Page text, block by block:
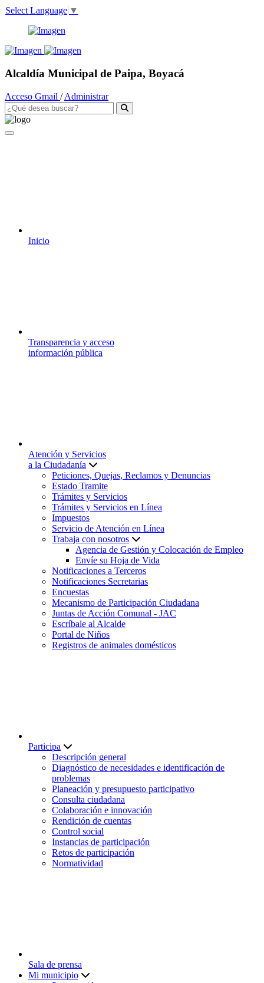
Select Language ▼
Alcaldía Municipal de Paipa, Boyacá
Acceso Gmail /Administrar
Inicio
Transparencia y acceso
información pública
Atención y Servicios
a la Ciudadanía
Peticiones, Quejas, Reclamos y Denuncias
Estado Tramite
Trámites y Servicios
Trámites y Servicios en Línea
Impuestos
Servicio de Atención en Línea
Trabaja con nosotros
Agencia de Gestión y Colocación de Empleo
Envíe su Hoja de Vida
Notificaciones a Terceros
Notificaciones Secretarias
Encuestas
Mecanismo de Participación Ciudadana
Juntas de Acción Comunal - JAC
Escríbale al Alcalde
Portal de Niños
Registros de animales domésticos
Participa
Descripción general
Diagnóstico de necesidades e identificación de
problemas
Planeación y presupuesto participativo
Consulta ciudadana
Colaboración e innovación
Rendición de cuentas
Control social
Instancias de participación
Retos de participación
Normatividad
Sala de prensa
Mi municipio